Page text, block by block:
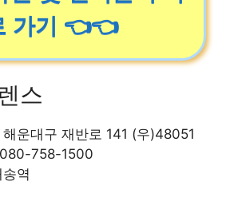
가기 👈👈
스
운대구 재반로 141 (우)48051
758-1500
역